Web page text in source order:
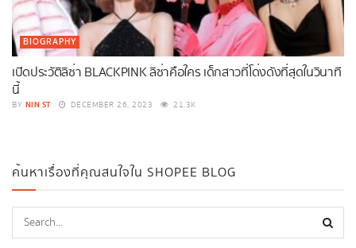
BIOGRAPHY
เปิดประวัติลิซ่า BLACKPINK ลิซ่าคือใคร เด็กสาวที่โด่งดังที่สุดในวินาที
นี้
BY NIN ST DECEMBER 26, 2023 21.3K
ค้นหาเรื่องที่คุณสนใจใน SHOPEE BLOG